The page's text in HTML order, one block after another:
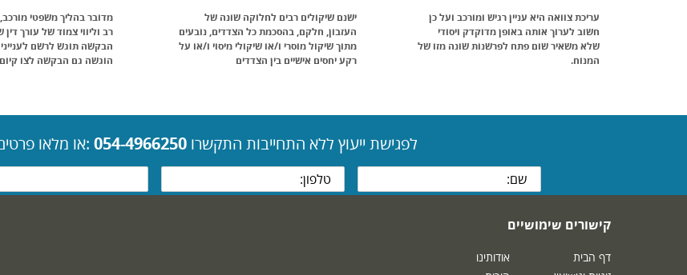
מדובר בהליך משפטי
רב וליווי צמוד של עורך
הבקשה תוגש לרשם לענייני
הוגשה גם הבקשה לצו
ישנם שיקולים רבים לחלוקה שונה של
העזבון, חלקם, בהסכמת כל הצדדים, נובעים
מתוך שיקול מוסרי ו/או שיקולי מיסוי ו/או על
רקע יחסים אישיים בין הצדדים
עריכת צוואה היא עניין רגיש ומורכב ועל כן
חשוב לערוך אותה באופן מדוקדק ויסודי
שלא משאיר שום פתח לפרשנות שונה מזו של
המנוח.
לפגישת ייעוץ ללא התחייבות התקשרו054-4966250 :או מלאו
קישורים שימושיים
דף הבית
אודותינו